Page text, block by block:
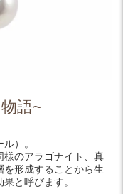
語~
）。
様のアラゴナイト、真
形成することから生
と呼びます。